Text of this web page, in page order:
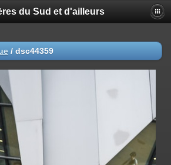
du Sud et d'ailleurs
/ dsc44359